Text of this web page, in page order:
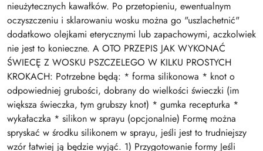
nieużytecznych kawałków. Po przetopieniu, ewentualnym
oczyszczeniu i sklarowaniu wosku można go "uszlachetnić"
dodatkowo olejkami eterycznymi lub zapachowymi, aczkolwiek
nie jest to konieczne. A OTO PRZEPIS JAK WYKONAĆ
ŚWIECĘ Z WOSKU PSZCZELEGO W KILKU PROSTYCH
KROKACH: Potrzebne będą: * forma silikonowa * knot o
odpowiedniej grubości, dobrany do wielkości świeczki (im
większa świeczka, tym grubszy knot) * gumka recepturka *
wykałaczka * silikon w sprayu (opcjonalnie) Formę można
spryskać w środku silikonem w sprayu, jeśli jest to trudniejszy
wzór łatwiej ją będzie wyjąć. 1) Przygotowanie formy Jeśli